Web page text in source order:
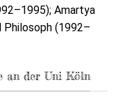
Amartya
(1992–
an der Uni Köln